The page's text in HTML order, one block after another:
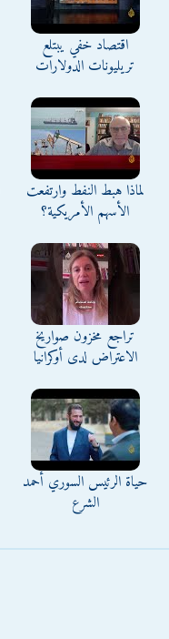
اقتصاد خفي يبتلع
تريليونات الدولارات
لماذا هبط النفط وارتفعت
الأسهم الأمريكية؟
تراجع مخزون صواريخ
الاعتراض لدى أوكرانيا
حياة الرئيس السوري أحمد
الشرع